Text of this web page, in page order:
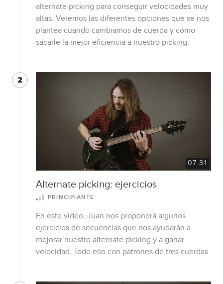
alternate picking para conseguir velocidades muy
altas. Veremos las diferentes opciones que se nos
plantea cuando cambiamos de cuerda y cómo
sacarle la mejor eficiencia a nuestro picking.
2
07:31
Alternate picking: ejercicios
PRINCIPIANTE
En este vídeo, Juan nos propondrá algunos
ejercicios de secuencias que nos ayudarán a
mejorar nuestro alternate picking y a ganar
velocidad. Todo ello con patrones de tres cuerdas.